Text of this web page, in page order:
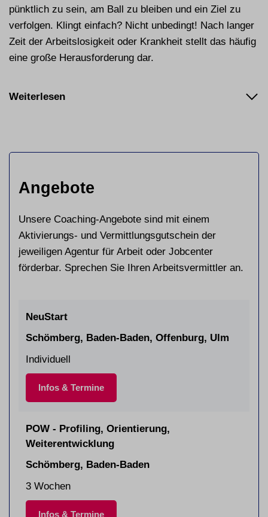
pünktlich zu sein, am Ball zu bleiben und ein Ziel zu
verfolgen. Klingt einfach? Nicht unbedingt! Nach langer
Zeit der Arbeitslosigkeit oder Krankheit stellt das häufig
eine große Herausforderung dar.
Weiterlesen
Angebote
Unsere Coaching-Angebote sind mit einem
Aktivierungs- und Vermittlungsgutschein der
jeweiligen Agentur für Arbeit oder Jobcenter
förderbar. Sprechen Sie Ihren Arbeitsvermittler an.
NeuStart
Schömberg, Baden-Baden, Offenburg, Ulm
Individuell
Infos & Termine
POW - Profiling, Orientierung,
Weiterentwicklung
Schömberg, Baden-Baden
3 Wochen
Infos & Termine